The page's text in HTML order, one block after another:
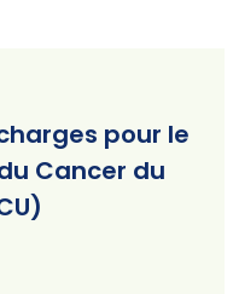
pour le
Cancer du